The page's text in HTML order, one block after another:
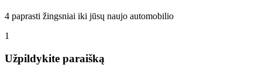
4 paprasti žingsniai iki jūsų naujo automobilio
1
Užpildykite paraišką